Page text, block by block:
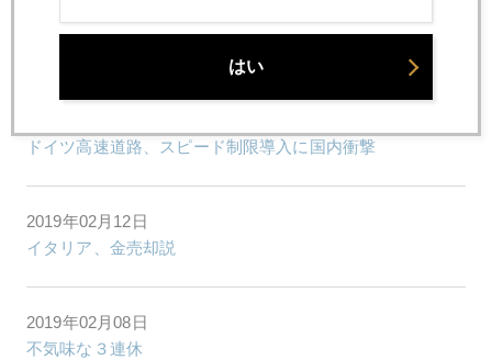
2019年02月14日
ドイツ高速道路、スピード制限導入に国内衝撃
2019年02月12日
イタリア、金売却説
2019年02月08日
不気味な３連休
はい